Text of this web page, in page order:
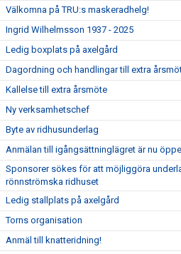
Välkomna på TRU:s maskeradhelg!
Ingrid Wilhelmsson 1937 - 2025
Ledig boxplats på axelgård
Dagordning och handlingar till extra
Kallelse till extra årsmöte
Ny verksamhetschef
Byte av ridhusunderlag
Anmälan till igångsättninglägret är nu
Sponsorer sökes för att möjliggöra
rönnströmska ridhuset
Ledig stallplats på axelgård
Torns organisation
Anmäl till knatteridning!